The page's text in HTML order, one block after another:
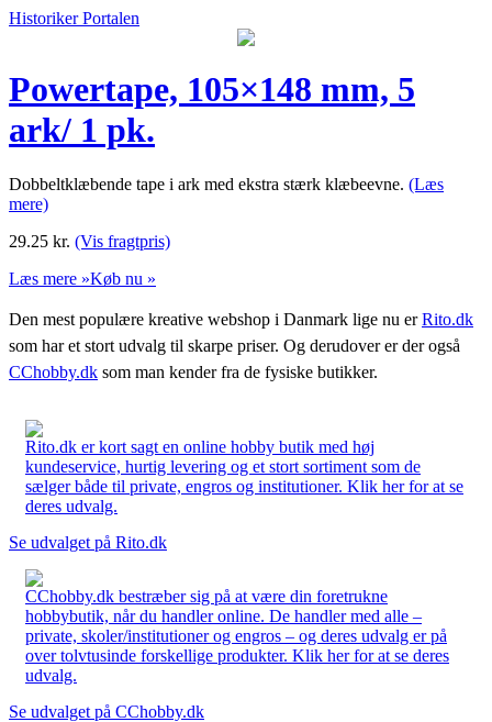
Historiker Portalen
Powertape, 105×148 mm, 5
ark/ 1 pk.
Dobbeltklæbende tape i ark med ekstra stærk klæbeevne. (Læs
mere)
29.25 kr. (Vis fragtpris)
Læs mere »Køb nu »
Den mest populære kreative webshop i Danmark lige nu erRito.dk
som har et stort udvalg til skarpe priser. Og derudover er der også
CChobby.dk som man kender fra de fysiske butikker.
Rito.dk er kort sagt en online hobby butik med høj
kundeservice, hurtig levering og et stort sortiment som de
sælger både til private, engros og institutioner. Klik her for at se
deres udvalg.
Se udvalget på Rito.dk
CChobby.dk bestræber sig på at være din foretrukne
hobbybutik, når du handler online. De handler med alle –
private, skoler/institutioner og engros – og deres udvalg er på
over tolvtusinde forskellige produkter. Klik her for at se deres
udvalg.
Se udvalget på CChobby.dk